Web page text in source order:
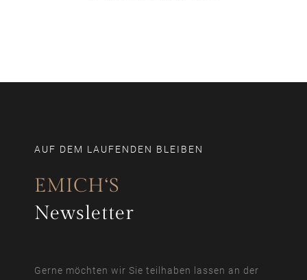
AUF DEM LAUFENDEN BLEIBEN
EMICH‘S
Newsletter
Gerne möchten wir Sie teilhaben lassen an der